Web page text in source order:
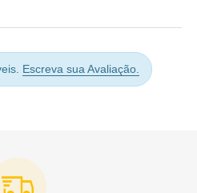
Escreva sua Avaliação.